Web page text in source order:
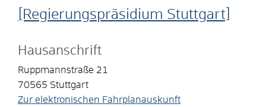
[Regierungspräsidium Stuttgart]
Hausanschrift
Ruppmannstraße 21
70565 Stuttgart
Zur elektronischen Fahrplanauskunft